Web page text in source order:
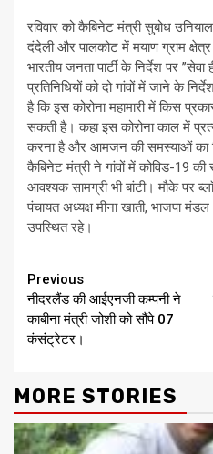
रविवार को कैबिनेट मंत्री सुबोध
दंदेली और पालकोट में मयाण ग्राम
भारतीय जनता पार्टी के निर्देश पर
प्रतिनिधियों को दो गांवों में जाने के
है कि इस कोरोना महामारी में किस
सकती है। कहा इस कोरोना काल में
करना है और आमजन की समस्याओं का
कैबिनेट मंत्री ने गांवों में कोविड-19 की
आवश्यक सामग्री भी बांटी। मौके पर
पंचायत अध्यक्ष मीना खाती, भाजपा
उपस्थित रहे।
Continue
Reading
Previous
नीदरलैंड की आईएनजी कम्पनी ने
काबीना मंत्री जोशी को सौंपे 07
कंसंट्रेटर।
MORE STORIES